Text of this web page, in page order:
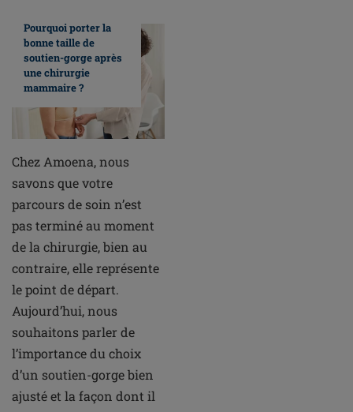
Pourquoi porter la
bonne taille de
soutien-gorge après
une chirurgie
mammaire ?
Chez Amoena, nous
savons que votre
parcours de soin n’est
pas terminé au moment
de la chirurgie, bien au
contraire, elle représente
le point de départ.
Aujourd’hui, nous
souhaitons parler de
l’importance du choix
d’un soutien-gorge bien
ajusté et la façon dont il